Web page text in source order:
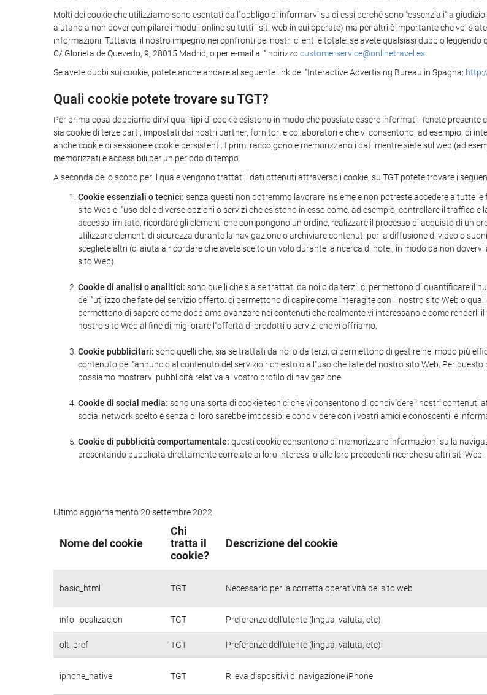
Molti dei cookie che utilizziamo sono esentati dall"obbligo di informarvi su di essi perché sono "essenziali" a
aiutano a non dover compilare i moduli online su tutti i siti web in cui operate) ma per altri è importante che voi
informazioni. Tuttavia, il nostro impegno nei confronti dei nostri clienti è totale: se avete qualsiasi dubbio
C/ Glorieta de Quevedo, 9, 28015 Madrid, o per e-mail all"indirizzocustomerservice@onlinetravel.es
Se avete dubbi sui cookie, potete anche andare al seguente link dell"Interactive Advertising Bureau in Spagna:
Quali cookie potete trovare su TGT?
Per prima cosa dobbiamo dirvi quali tipi di cookie esistono in modo che possiate essere informati. Tenete
sia cookie di terze parti, impostati dai nostri partner, fornitori e collaboratori e che vi consentono, ad esempio, di
anche cookie di sessione e cookie persistenti. I primi raccolgono e memorizzano i dati mentre siete sul web (ad
memorizzati e accessibili per un periodo di tempo.
A seconda dello scopo per il quale vengono trattati i dati ottenuti attraverso i cookie, su TGT potete trovare i
Cookie essenziali o tecnici: senza questi non potremmo lavorare insieme e non potreste accedere a tutte
sito Web e l"uso delle diverse opzioni o servizi che esistono in esso come, ad esempio, controllare il traffico
accesso limitato, ricordare gli elementi che compongono un ordine, realizzare il processo di acquisto di un
utilizzare elementi di sicurezza durante la navigazione o archiviare contenuti per la diffusione di video o
scegliete altri (ci aiuta a ricordare che avete scelto un volo durante la ricerca di hotel, in modo da non
sito Web).
Cookie di analisi o analitici: sono quelli che sia se trattati da noi o da terzi, ci permettono di quantificare il
dell"utilizzo che fate del servizio offerto: ci permettono di capire come interagite con il nostro sito Web o
permettono di sapere come dobbiamo avanzare nei contenuti che realmente vi interessano e come renderli
nostro sito Web al fine di migliorare l"offerta di prodotti o servizi che vi offriamo.
Cookie pubblicitari: sono quelli che, sia se trattati da noi o da terzi, ci permettono di gestire nel modo più
contenuto dell"annuncio al contenuto del servizio richiesto o all"uso che fate del nostro sito Web. Per
possiamo mostrarvi pubblicità relativa al vostro profilo di navigazione.
Cookie di social media: sono una sorta di cookie tecnici che vi consentono di condividere i nostri
social network scelto e senza di loro sarebbe impossibile condividere con i vostri amici e conoscenti le
Cookie di pubblicità comportamentale: questi cookie consentono di memorizzare informazioni sulla
presentando pubblicità direttamente correlate ai loro interessi o alle loro precedenti ricerche su altri siti Web.
Ultimo aggiornamento 20 settembre 2022
Nome del cookie
Chi
tratta il
cookie?
Descrizione del cookie
basic_html TGT Necessario per la corretta operatività del sito web
info_localizacion TGT Preferenze dell'utente (lingua, valuta, etc)
olt_pref TGT Preferenze dell'utente (lingua, valuta, etc)
iphone_native TGT Rileva dispositivi di navigazione iPhone